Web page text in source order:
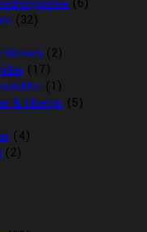
(6)
(32)
(2)
(17)
(1)
& tilbehør (5)
(4)
(2)